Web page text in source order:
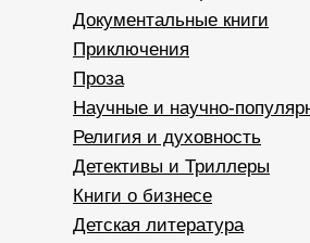
Документальные книги
Приключения
Проза
Научные и научно-
Религия и духовность
Детективы и Триллеры
Книги о бизнесе
Детская литература